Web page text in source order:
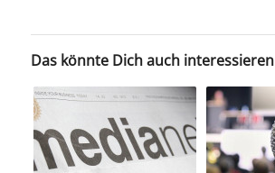
Das könnte Dich auch interessieren